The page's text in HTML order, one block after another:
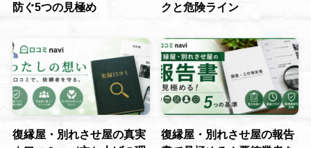
防ぐ5つの見極め
クと危険ライン
復縁屋・別れさせ屋の真実
復縁屋・別れさせ屋の報告